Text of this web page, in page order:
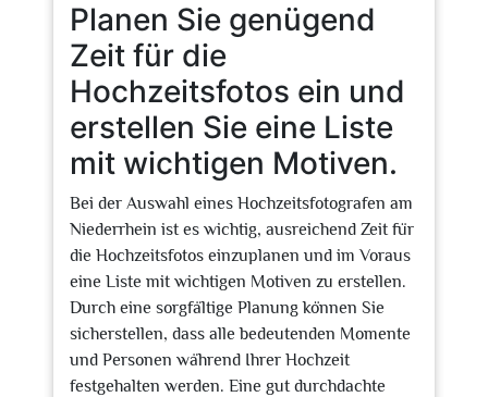
Planen Sie genügend
Zeit für die
Hochzeitsfotos ein und
erstellen Sie eine Liste
mit wichtigen Motiven.
Bei der Auswahl eines Hochzeitsfotografen am
Niederrhein ist es wichtig, ausreichend Zeit für
die Hochzeitsfotos einzuplanen und im Voraus
eine Liste mit wichtigen Motiven zu erstellen.
Durch eine sorgfältige Planung können Sie
sicherstellen, dass alle bedeutenden Momente
und Personen während Ihrer Hochzeit
festgehalten werden. Eine gut durchdachte